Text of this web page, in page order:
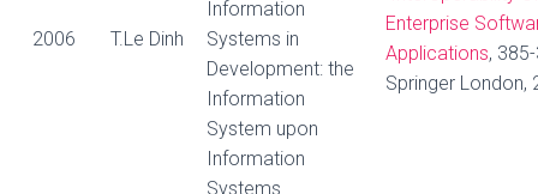
2006 T.Le Dinh
Information
Systems in
Development: the
Information
System upon
Information
Systems
Enterprise
Applications,
Springer London,